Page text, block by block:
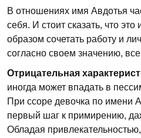
В отношениях имя Авдотья
себя. И стоит сказать, что
образом сочетать работу и
согласно своем значению,
Отрицательная
иногда может впадать в
При ссоре девочка по имени
первый шаг к примирению,
Обладая